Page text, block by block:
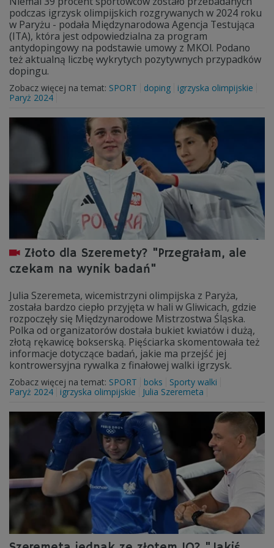
podczas igrzysk olimpijskich rozgrywanych w 2024 roku
w Paryżu - podała Międzynarodowa Agencja Testująca
(ITA), która jest odpowiedzialna za program
antydopingowy na podstawie umowy z MKOl. Podano
też aktualną liczbę wykrytych pozytywnych przypadków
dopingu.
Zobacz więcej na temat: SPORT doping
igrzyska olimpijskie
Paryż 2024
Złoto dla Szeremety? "Przegrałam, ale
czekam na wynik badań"
Julia Szeremeta, wicemistrzyni olimpijska z Paryża,
została bardzo ciepło przyjęta w hali w Gliwicach, gdzie
rozpoczęły się Międzynarodowe Mistrzostwa Śląska.
Polka od organizatorów dostała bukiet kwiatów i dużą,
złotą rękawicę bokserską. Pięściarka skomentowała też
informacje dotyczące badań, jakie ma przejść jej
kontrowersyjna rywalka z finałowej walki igrzysk.
Zobacz więcej na temat: SPORT boks
Sporty walki
Paryż 2024
igrzyska olimpijskie Julia Szeremeta